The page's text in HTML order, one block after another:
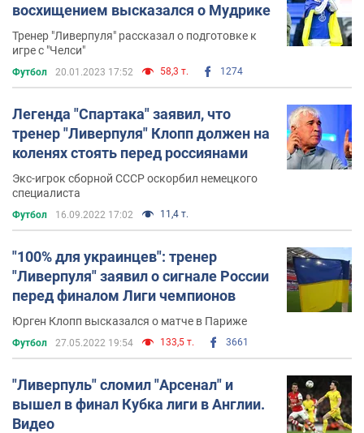
восхищением высказался о Мудрике
Тренер "Ливерпуля" рассказал о подготовке к
игре с "Челси"
Футбол 20.01.2023 17:52 58,3 т. 1274
Легенда "Спартака" заявил, что
тренер "Ливерпуля" Клопп должен на
коленях стоять перед россиянами
Экс-игрок сборной СССР оскорбил немецкого
специалиста
Футбол 16.09.2022 17:02 11,4 т.
"100% для украинцев": тренер
"Ливерпуля" заявил о сигнале России
перед финалом Лиги чемпионов
Юрген Клопп высказался о матче в Париже
Футбол 27.05.2022 19:54 133,5 т. 3661
"Ливерпуль" сломил "Арсенал" и
вышел в финал Кубка лиги в Англии.
Видео